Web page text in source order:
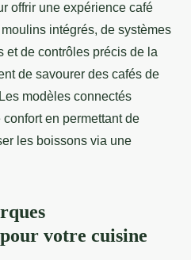
offrir une expérience café
intégrés, de systèmes
et de contrôles précis de la
de savourer des cafés de
modèles connectés
en permettant de
les boissons via une
votre cuisine